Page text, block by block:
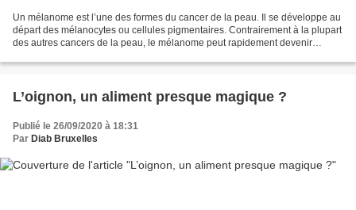
Un mélanome est l’une des formes du cancer de la peau. Il se développe au
départ des mélanocytes ou cellules pigmentaires. Contrairement à la plupart
des autres cancers de la peau, le mélanome peut rapidement devenir
L’oignon, un aliment presque magique ?
Publié le 26/09/2020 à 18:31
Par Diab Bruxelles